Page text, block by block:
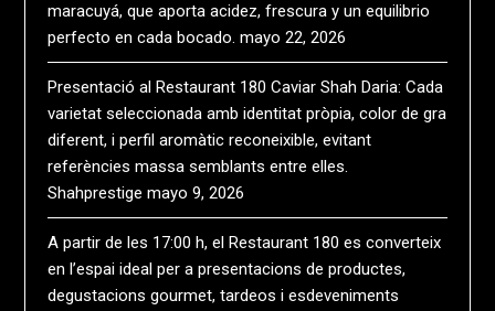
maracuyá, que aporta acidez, frescura y un equilibrio
perfecto en cada bocado. mayo 22, 2026
Presentació al Restaurant 180 Caviar Shah Daria: Cada
varietat seleccionada amb identitat pròpia, color de gra
diferent, i perfil aromàtic reconeixible, evitant
referències massa semblants entre elles.
Shahprestige mayo 9, 2026
A partir de les 17:00 h, el Restaurant 180 es converteix
en l’espai ideal per a presentacions de productes,
degustacions gourmet, tardeos i esdeveniments